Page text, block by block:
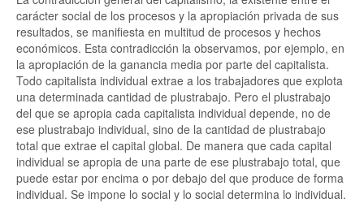
carácter social de los procesos y la apropiación privada de sus
resultados, se manifiesta en multitud de procesos y hechos
económicos. Esta contradicción la observamos, por ejemplo, en
la apropiación de la ganancia media por parte del capitalista.
Todo capitalista individual extrae a los trabajadores que explota
una determinada cantidad de plustrabajo. Pero el plustrabajo
del que se apropia cada capitalista individual depende, no de
ese plustrabajo individual, sino de la cantidad de plustrabajo
total que extrae el capital global. De manera que cada capital
individual se apropia de una parte de ese plustrabajo total, que
puede estar por encima o por debajo del que produce de forma
individual. Se impone lo social y lo social determina lo individual.